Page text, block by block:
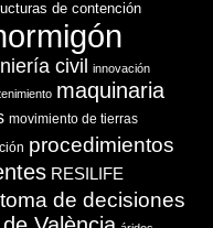
de contención
civil innovación
maquinaria
movimiento de tierras
procedimientos
RESILIFE
toma de decisiones